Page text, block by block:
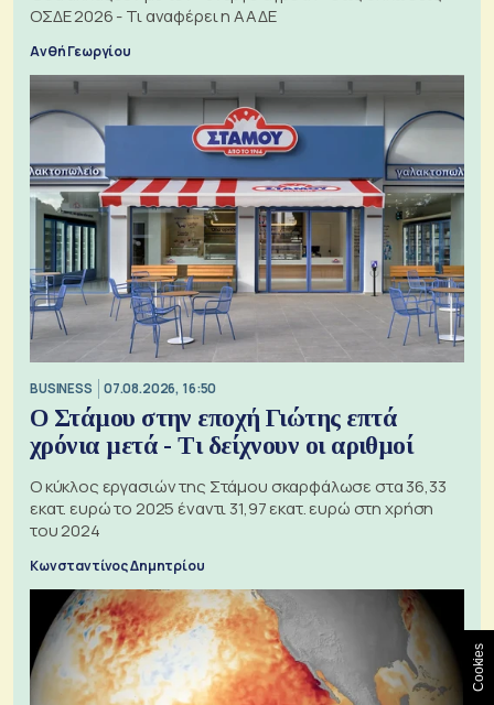
ΟΣΔΕ 2026 - Τι αναφέρει η ΑΑΔΕ
Ανθή Γεωργίου
BUSINESS 07.08.2026, 16:50
Ο Στάμου στην εποχή Γιώτης επτά
χρόνια μετά - Τι δείχνουν οι αριθμοί
Ο κύκλος εργασιών της Στάμου σκαρφάλωσε στα 36,33
εκατ. ευρώ το 2025 έναντι 31,97 εκατ. ευρώ στη χρήση
του 2024
Κωνσταντίνος Δημητρίου
Cookies